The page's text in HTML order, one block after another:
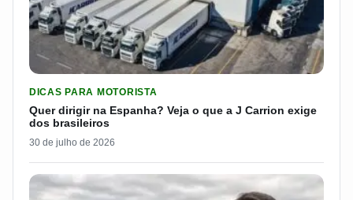
DICAS PARA MOTORISTA
Quer dirigir na Espanha? Veja o que a J Carrion exige
dos brasileiros
30 de julho de 2026